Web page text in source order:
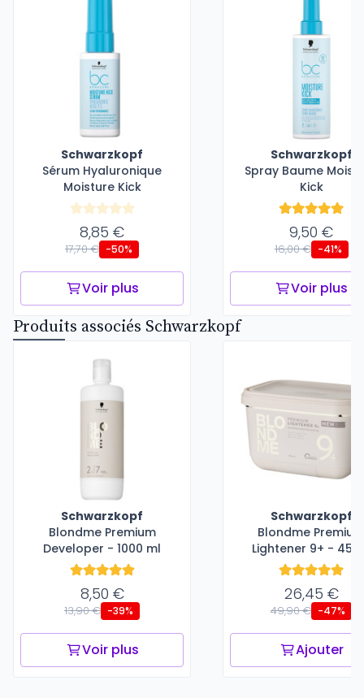
Schwarzkopf
Sérum Hyaluronique
Moisture Kick
8,85 €
17,70 € -50%
Voir plus
Schwarzkopf
Spray Baume
Kick
9,50 €
16,00 € -41%
Voir plus
Produits associés Schwarzkopf
Schwarzkopf
Blondme Premium
Developer - 1000 ml
8,50 €
13,90 € -39%
Voir plus
Schwarzkopf
Blondme
Lightener 9+ - 450
26,45 €
49,90 € -47%
Ajouter